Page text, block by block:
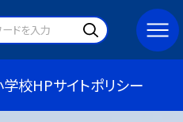
校HPサイトポリシー